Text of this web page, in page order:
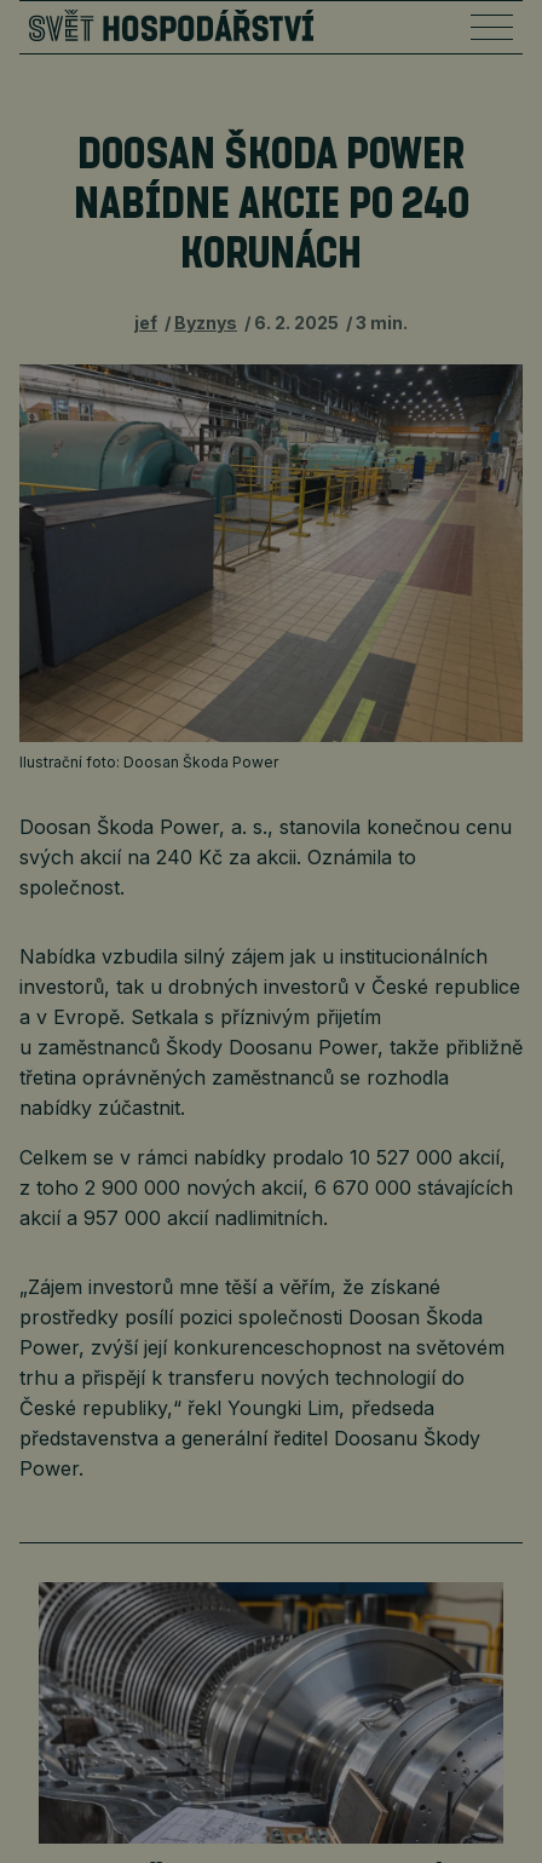
DOOSAN ŠKODA POWER
NABÍDNE AKCIE PO 240
KORUNÁCH
jef Byznys 6. 2. 2025 3 min.
Ilustrační foto: Doosan Škoda Power
Doosan Škoda Power, a. s., stanovila konečnou cenu
svých akcií na 240 Kč za akcii. Oznámila to
společnost.
Nabídka vzbudila silný zájem jak u institucionálních
investorů, tak u drobných investorů v České republice
a v Evropě. Setkala s příznivým přijetím
u zaměstnanců Škody Doosanu Power, takže přibližně
třetina oprávněných zaměstnanců se rozhodla
nabídky zúčastnit.
Celkem se v rámci nabídky prodalo 10 527 000 akcií,
z toho 2 900 000 nových akcií, 6 670 000 stávajících
akcií a 957 000 akcií nadlimitních.
„Zájem investorů mne těší a věřím, že získané
prostředky posílí pozici společnosti Doosan Škoda
Power, zvýší její konkurenceschopnost na světovém
trhu a přispějí k transferu nových technologií do
České republiky,“ řekl Youngki Lim, předseda
představenstva a generální ředitel Doosanu Škody
Power.